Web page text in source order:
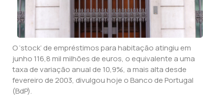
O ‘stock’ de empréstimos para habitação atingiu em
junho 116,8 mil milhões de euros, o equivalente a uma
taxa de variação anual de 10,9%, a mais alta desde
fevereiro de 2003, divulgou hoje o Banco de Portugal
(BdP).